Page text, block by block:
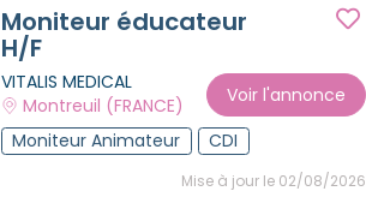
Moniteur éducateur
H/F
VITALIS MEDICAL
Montreuil (FRANCE)
Voir l'annonce
Moniteur Animateur
CDI
Mise à jour le 02/08/2026